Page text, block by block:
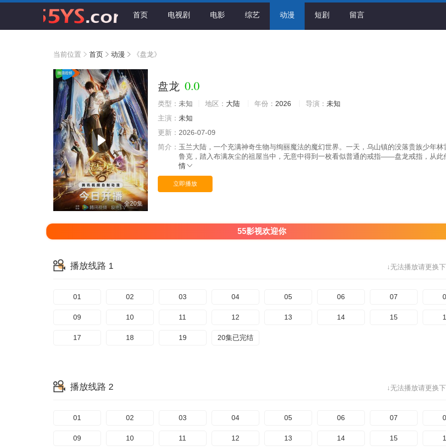
首页 电视剧 电影 综艺 动漫 短剧 留言
当前位置 首页 动漫 《盘龙》
全20集
盘龙 0.0
类型： 未知 地区： 大陆 年份： 2026 导演： 未知
主演： 未知
更新： 2026-07-09
简介： 玉兰大陆，一个充满神奇生物与绚丽魔法的魔幻世界。一天，乌山镇的没落贵族少年林
鲁克，踏入布满灰尘的祖屋当中，无意中得到一枚看似普通的戒指——盘龙戒指，从此
情
立即播放
55影视欢迎你
↓无法播放请更换
播放线路 1
01 02 03 04 05 06 07
09 10 11 12 13 14 15
17 18 19 20集已完结
↓无法播放请更换
播放线路 2
01 02 03 04 05 06 07
09 10 11 12 13 14 15